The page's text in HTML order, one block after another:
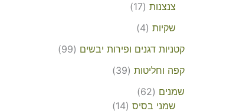
צנצנות 17
שקיות 4
קטניות דגנים ופירות יבשים 99
קפה וחליטות 39
שמנים 62
שמני בסיס 14